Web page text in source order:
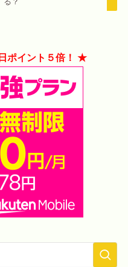
ポイント５倍！ ★